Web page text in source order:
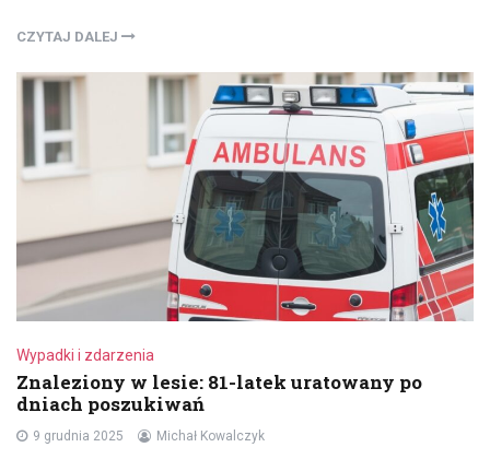
CZYTAJ DALEJ
Wypadki i zdarzenia
Znaleziony w lesie: 81-latek uratowany po
dniach poszukiwań
9 grudnia 2025 Michał Kowalczyk